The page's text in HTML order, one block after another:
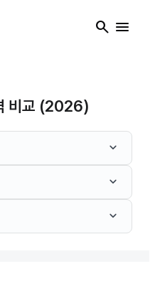
search menu
비교 (2026)
keyboard_arrow_down
keyboard_arrow_down
keyboard_arrow_down